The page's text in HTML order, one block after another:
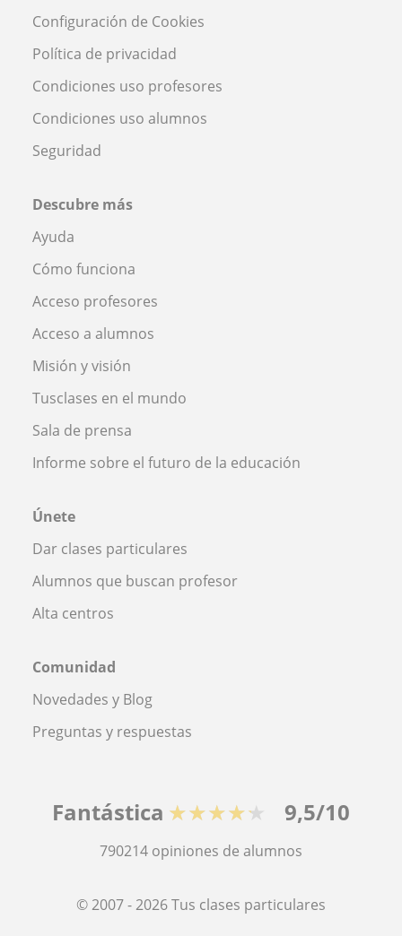
Configuración de Cookies
Política de privacidad
Condiciones uso profesores
Condiciones uso alumnos
Seguridad
Descubre más
Ayuda
Cómo funciona
Acceso profesores
Acceso a alumnos
Misión y visión
Tusclases en el mundo
Sala de prensa
Informe sobre el futuro de la educación
Únete
Dar clases particulares
Alumnos que buscan profesor
Alta centros
Comunidad
Novedades y Blog
Preguntas y respuestas
Fantástica ★★★★★ 9,5/10
790214 opiniones de alumnos
© 2007 - 2026 Tus clases particulares